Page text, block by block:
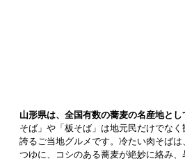
山形県は、全国有数の蕎麦の名産地とし
そば」や「板そば」は地元民だけでな
誇るご当地グルメです。冷たい肉そば
つゆに、コシのある蕎麦が絶妙に絡み